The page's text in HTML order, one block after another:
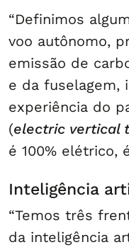
“Definimos
voo autônomo,
emissão de
e da fuselagem,
experiência do
(electric vertical
é 100% elétrico,
Inteligência
“Temos três
da inteligência